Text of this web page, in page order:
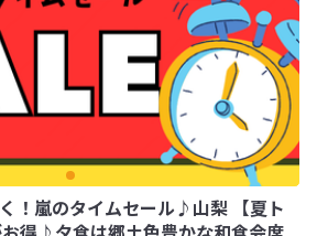
！嵐のタイムセール♪山梨 【夏ト